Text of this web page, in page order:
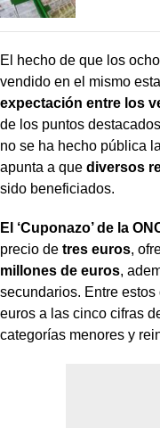
El hecho de que los
vendido en el mismo
expectación entre los
de los puntos
no se ha hecho pública
apunta a que diversos
sido beneficiados.
El ‘Cuponazo’ de la
precio de tres euros,
millones de euros,
secundarios. Entre
euros a las cinco cifras
categorías menores y